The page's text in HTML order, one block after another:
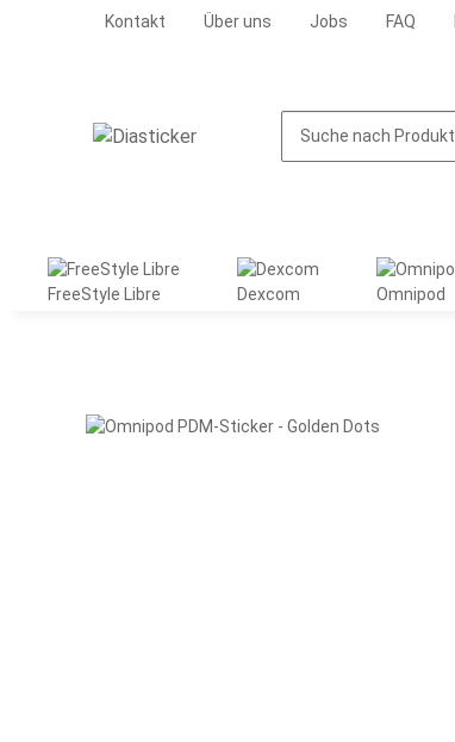
Kontakt Über uns Jobs FAQ
FreeStyle Libre Dexcom Omnipod